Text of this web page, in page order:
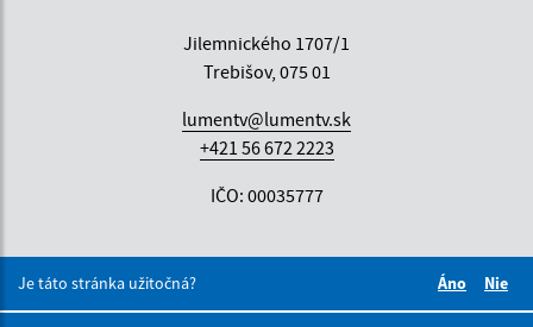
Jilemnického 1707/1
Trebišov, 075 01
lumentv@lumentv.sk
+421 56 672 2223
IČO: 00035777
Je táto stránka užitočná?
Áno
Nie